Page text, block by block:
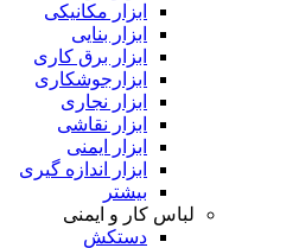
ابزار مکانیکی
ابزار بنایی
ابزار برق کاری
ابزارجوشکاری
ابزار نجاری
ابزار نقاشی
ابزار ایمنی
ابزار اندازه گیری
بیشتر
لباس کار و ایمنی
دستکش